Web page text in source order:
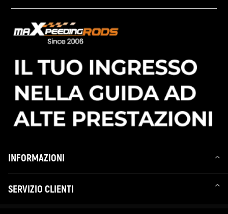
INFORMAZIONI
SERVIZIO CLIENTI